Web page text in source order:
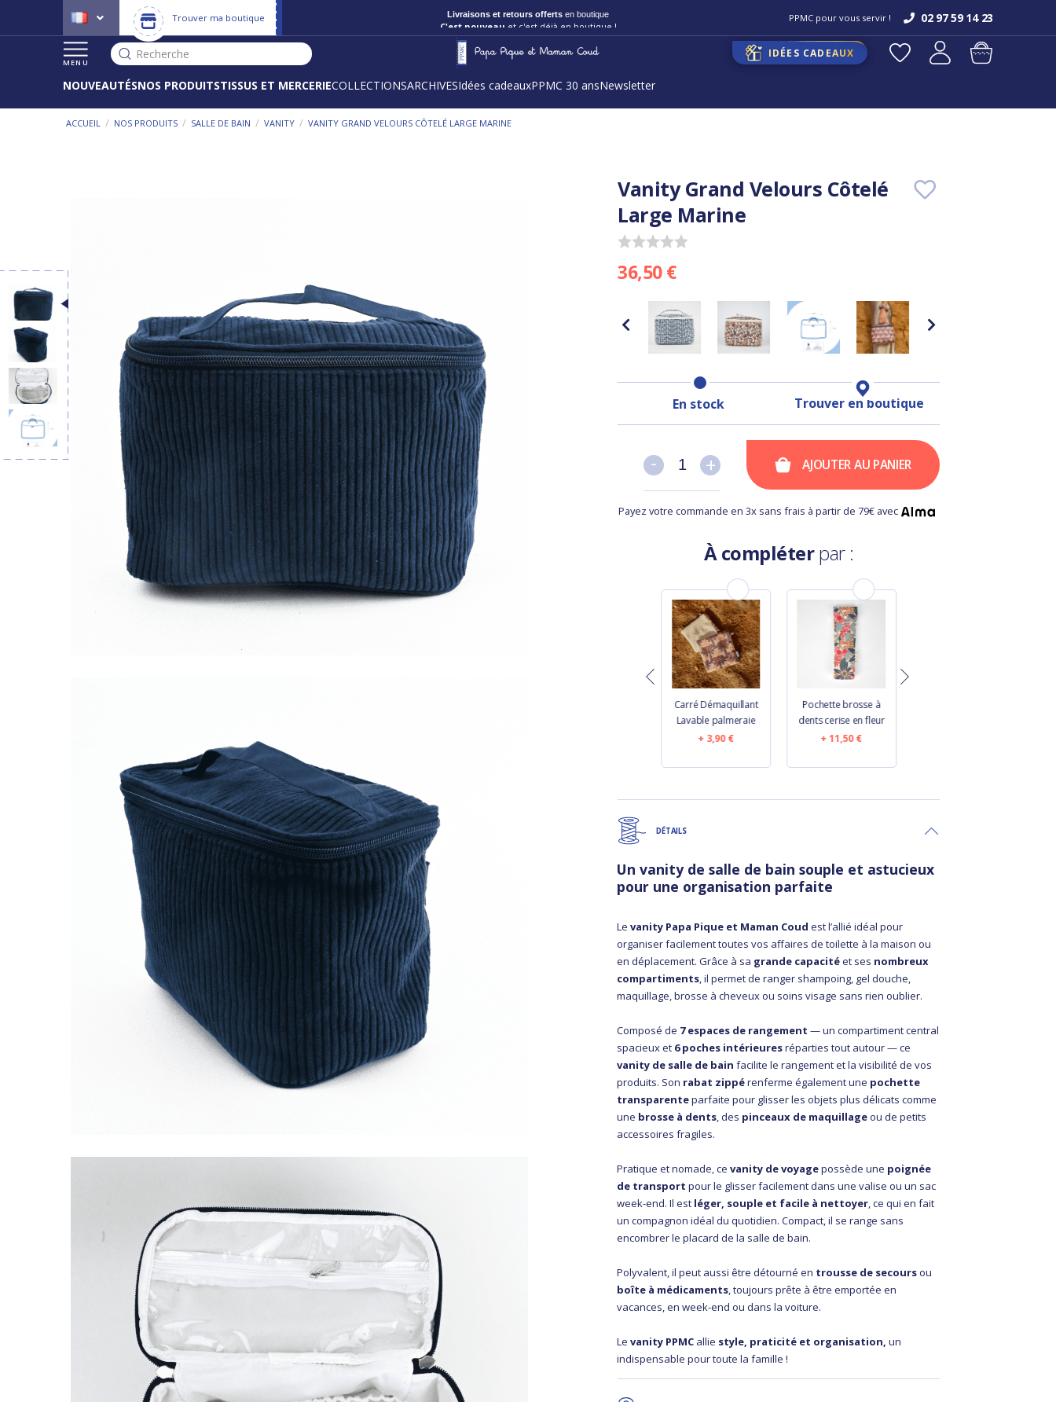
Trouver ma boutique
PPMC pour vous servir !
02 97 59 14 23
MENU
Recherche IDÉES CADEAUX
NOUVEAUTÉSNOS PRODUITSTISSUS ET MERCERIECOLLECTIONSARCHIVESIdées cadeauxPPMC 30 ansNewsletter
ACCUEIL / NOS PRODUITS / SALLE DE BAIN / VANITY / VANITY GRAND VELOURS CÔTELÉ LARGE MARINE
Vanity Grand Velours Côtelé
Large Marine
36,50 €
En stock Trouver en boutique
+
- +
- AJOUTER AU PANIER
Payez votre commande en 3x sans frais à partir de 79€ avec
À compléterpar :
Carré Démaquillant
Lavable palmeraie
3,90 €
Pochette brosse à
dents cerise en fleur
11,50 €
DÉTAILS
Un vanity de salle de bain souple et astucieux
pour une organisation parfaite
Levanity Papa Pique et Maman Coud est l’allié idéal pour
organiser facilement toutes vos affaires de toilette à la maison ou
en déplacement. Grâce à sa grande capacitéet ses nombreux
compartiments, il permet de ranger shampoing, gel douche,
maquillage, brosse à cheveux ou soins visage sans rien oublier.
Composé de 7 espaces de rangement — un compartiment central
spacieux et 6 poches intérieuresréparties tout autour — ce
vanity de salle de bain facilite le rangement et la visibilité de vos
produits. Son rabat zippérenferme également une pochette
transparenteparfaite pour glisser les objets plus délicats comme
une brosse à dents, des pinceaux de maquillageou de petits
accessoires fragiles.
Pratique et nomade, cevanity de voyagepossède une poignée
de transport pour le glisser facilement dans une valise ou un sac
week-end. Il est léger, souple et facile à nettoyer, ce qui en fait
un compagnon idéal du quotidien. Compact, il se range sans
encombrer le placard de la salle de bain.
Polyvalent, il peut aussi être détourné en trousse de secoursou
boîte à médicaments, toujours prête à être emportée en
vacances, en week-end ou dans la voiture.
Levanity PPMC allie style, praticité et organisation,un
indispensable pour toute la famille !